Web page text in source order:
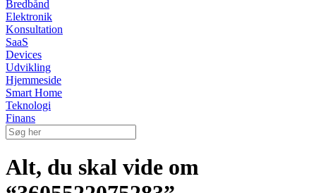
Bredbånd
Elektronik
Konsultation
SaaS
Devices
Udvikling
Hjemmeside
Smart Home
Teknologi
Finans
Alt, du skal vide om